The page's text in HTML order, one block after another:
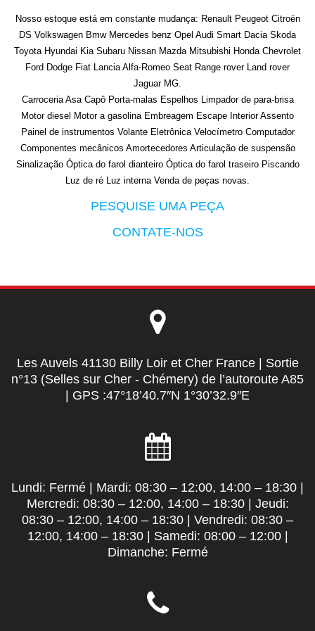
Nosso estoque está em constante mudança: Renault Peugeot Citroën
DS Volkswagen Bmw Mercedes benz Opel Audi Smart Dacia Skoda
Toyota Hyundai Kia Subaru Nissan Mazda Mitsubishi Honda Chevrolet
Ford Dodge Fiat Lancia Alfa-Romeo Seat Range rover Land rover
Jaguar MG.
Carroceria Asa Capô Porta-malas Espelhos Limpador de para-brisa
Motor diesel Motor a gasolina Embreagem Escape Interior Assento
Painel de instrumentos Volante Eletrônica Velocímetro Computador
Componentes mecânicos Amortecedores Articulação de suspensão
Sinalização Óptica do farol dianteiro Óptica do farol traseiro Piscando
Luz de ré Luz interna Venda de peças novas.
PESQUISE UMA PEÇA
CONTATE-NOS
Les Auvels 41130 Billy Loir et Cher France | Sortie
n°13 (Selles sur Cher - Chémery) de l’autoroute A85
| GPS :47°18’40.7″N 1°30’32.9″E
Lundi: Fermé | Mardi: 08:30 – 12:00, 14:00 – 18:30 |
Mercredi: 08:30 – 12:00, 14:00 – 18:30 | Jeudi:
08:30 – 12:00, 14:00 – 18:30 | Vendredi: 08:30 –
12:00, 14:00 – 18:30 | Samedi: 08:00 – 12:00 |
Dimanche: Fermé